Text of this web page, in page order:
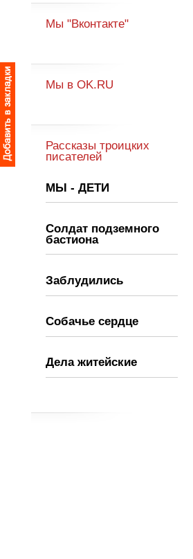
Мы "Вконтакте"
Мы в OK.RU
Рассказы троицких
писателей
МЫ - ДЕТИ
Солдат подземного
бастиона
Заблудились
Собачье сердце
Дела житейские